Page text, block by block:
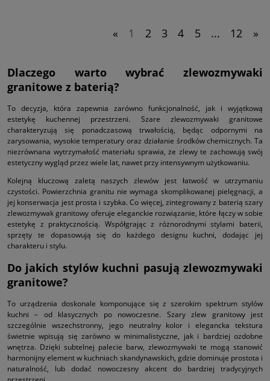
« 1 2 3 4 5 ... 12 »
Dlaczego warto wybrać zlewozmywaki
granitowe z baterią?
To decyzja, która zapewnia zarówno funkcjonalność, jak i wyjątkową
estetykę kuchennej przestrzeni. Szare zlewozmywaki granitowe
charakteryzują się ponadczasową trwałością, będąc odpornymi na
zarysowania, wysokie temperatury oraz działanie środków chemicznych. Ta
niezrównana wytrzymałość materiału sprawia, że zlewy te zachowują swój
estetyczny wygląd przez wiele lat, nawet przy intensywnym użytkowaniu.
Kolejną kluczową zaletą naszych zlewów jest łatwość w utrzymaniu
czystości. Powierzchnia granitu nie wymaga skomplikowanej pielęgnacji, a
jej konserwacja jest prosta i szybka. Co więcej, zintegrowany z baterią szary
zlewozmywak granitowy oferuje eleganckie rozwiązanie, które łączy w sobie
estetykę z praktycznością. Współgrając z różnorodnymi stylami baterii,
sprzęty te dopasowują się do każdego designu kuchni, dodając jej
charakteru i stylu.
Do jakich stylów kuchni pasują zlewozmywaki
granitowe?
To urządzenia doskonale komponujące się z szerokim spektrum stylów
kuchni – od klasycznych po nowoczesne. Szary zlew granitowy jest
szczególnie wszechstronny, jego neutralny kolor i elegancka tekstura
świetnie wpisują się zarówno w minimalistyczne, jak i bardziej ozdobne
wnętrza. Dzięki subtelnej palecie barw, zlewozmywaki te mogą stanowić
harmonijny element w kuchniach skandynawskich, gdzie dominuje prostota i
naturalność, lub dodać nowoczesny akcent do bardziej tradycyjnych